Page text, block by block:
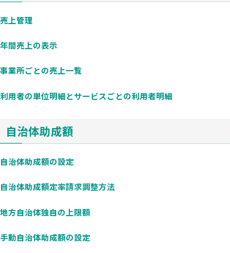
売上管理
年間売上の表示
事業所ごとの売上一覧
利用者の単位明細とサービスごとの利用者明細
自治体助成額
自治体助成額の設定
自治体助成額定率請求調整方法
地方自治体独自の上限額
手動自治体助成額の設定